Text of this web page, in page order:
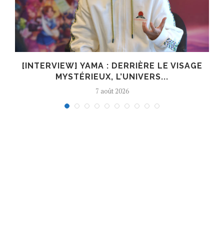
[INTERVIEW] YAMA : DERRIÈRE LE VISAGE
MYSTÉRIEUX, L’UNIVERS...
7 août 2026